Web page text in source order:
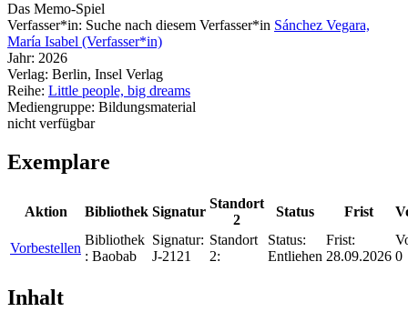
Das Memo-Spiel
Verfasser*in: Suche nach diesem Verfasser*in Sánchez Vegara,
María Isabel (Verfasser*in)
Jahr: 2026
Verlag: Berlin, Insel Verlag
Reihe: Little people, big dreams
Mediengruppe: Bildungsmaterial
nicht verfügbar
Exemplare
Aktion Bibliothek Signatur
Standort
2
Status Frist
Vorbestellen
Bibliothek
: Baobab
Signatur:
J-2121
Standort
2:
Status:
Entliehen
Frist:
28.09.2026 0
Inhalt